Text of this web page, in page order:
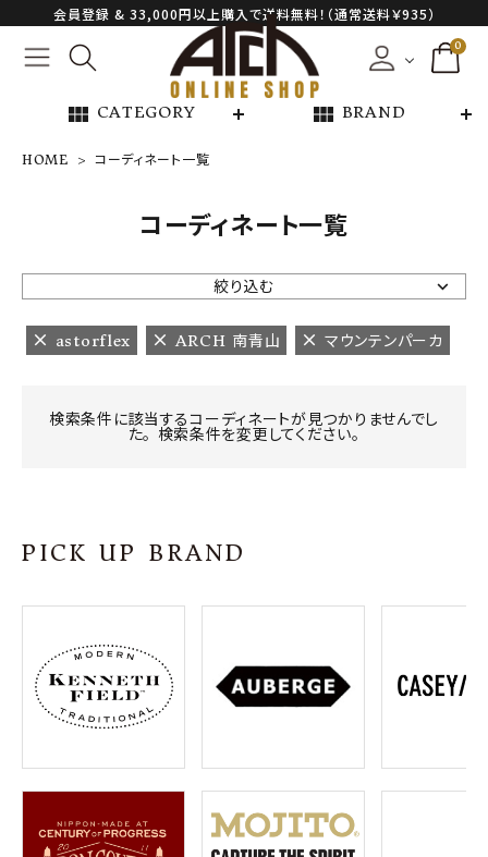
会員登録 & 33,000円以上購入で送料無料！（通常送料￥935）
0
view_module CATEGORY view_module BRAND
NEW ARRIVAL
ARCH EXCLUSIVE
BRAND
INFORMATION
ご利用ガイド
プライバシーポリシー
特定商取引法について
お問い合わせ
OFFICIAL WEB SITE
ACCOUNT MENU
ようこそ ゲスト 様
HOME コーディネート一覧
コーディネート一覧
絞り込む
astorflex ARCH 南青山 マウンテンパーカ
検索条件に該当するコーディネートが見つかりませんでし
た。 検索条件を変更してください。
PICK UP BRAND